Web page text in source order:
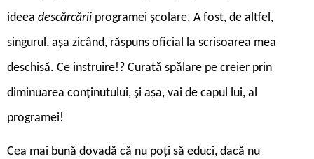
ideea descărcării programei școlare. A fost, de altfel,
singurul, așa zicând, răspuns oficial la scrisoarea mea
deschisă. Ce instruire!? Curată spălare pe creier prin
diminuarea conținutului, și așa, vai de capul lui, al
programei!
Cea mai bună dovadă că nu poți să educi, dacă nu